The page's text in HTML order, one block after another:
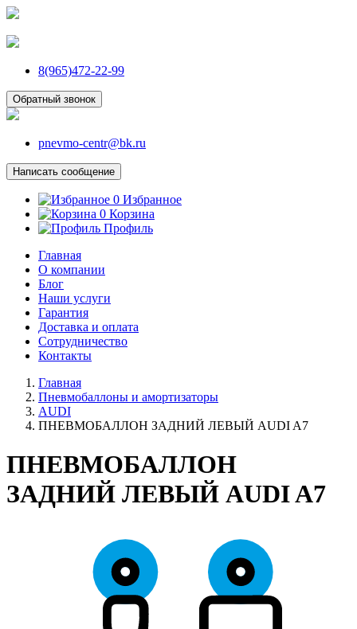
8(965)472-22-99
Обратный звонок
pnevmo-centr@bk.ru
Написать сообщение
0 Избранное
0 Корзина
Профиль
Главная
О компании
Блог
Наши услуги
Гарантия
Доставка и оплата
Сотрудничество
Контакты
Главная
Пневмобаллоны и амортизаторы
AUDI
ПНЕВМОБАЛЛОН ЗАДНИЙ ЛЕВЫЙ AUDI A7
ПНЕВМОБАЛЛОН
ЗАДНИЙ ЛЕВЫЙ AUDI A7